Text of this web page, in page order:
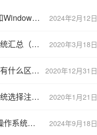
2024年2月12日
阿里云服务器镜像Linux和Windows操作系统有什么区别？
2020年3月18日
阿里云服务器镜像操作系统汇总（Windows+Linux）
2020年12月31日
阿里云服务器快照和镜像有什么区别？不都是备份吗？
2020年1月21日
阿里云服务器镜像操作系统选择注意事项
2024年9月18日
Alibaba cloud linux能当操作系统用吗？